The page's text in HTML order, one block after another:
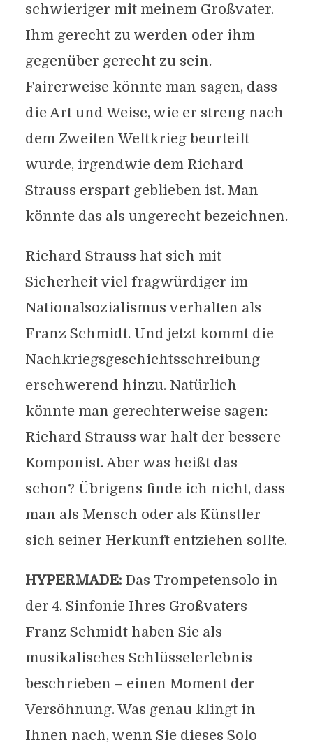
schwieriger mit meinem Großvater.
Ihm gerecht zu werden oder ihm
gegenüber gerecht zu sein.
Fairerweise könnte man sagen, dass
die Art und Weise, wie er streng nach
dem Zweiten Weltkrieg beurteilt
wurde, irgendwie dem Richard
Strauss erspart geblieben ist. Man
könnte das als ungerecht bezeichnen.
Richard Strauss hat sich mit
Sicherheit viel fragwürdiger im
Nationalsozialismus verhalten als
Franz Schmidt. Und jetzt kommt die
Nachkriegsgeschichtsschreibung
erschwerend hinzu. Natürlich
könnte man gerechterweise sagen:
Richard Strauss war halt der bessere
Komponist. Aber was heißt das
schon? Übrigens finde ich nicht, dass
man als Mensch oder als Künstler
sich seiner Herkunft entziehen sollte.
HYPERMADE: Das Trompetensolo in
der 4. Sinfonie Ihres Großvaters
Franz Schmidt haben Sie als
musikalisches Schlüsselerlebnis
beschrieben – einen Moment der
Versöhnung. Was genau klingt in
Ihnen nach, wenn Sie dieses Solo